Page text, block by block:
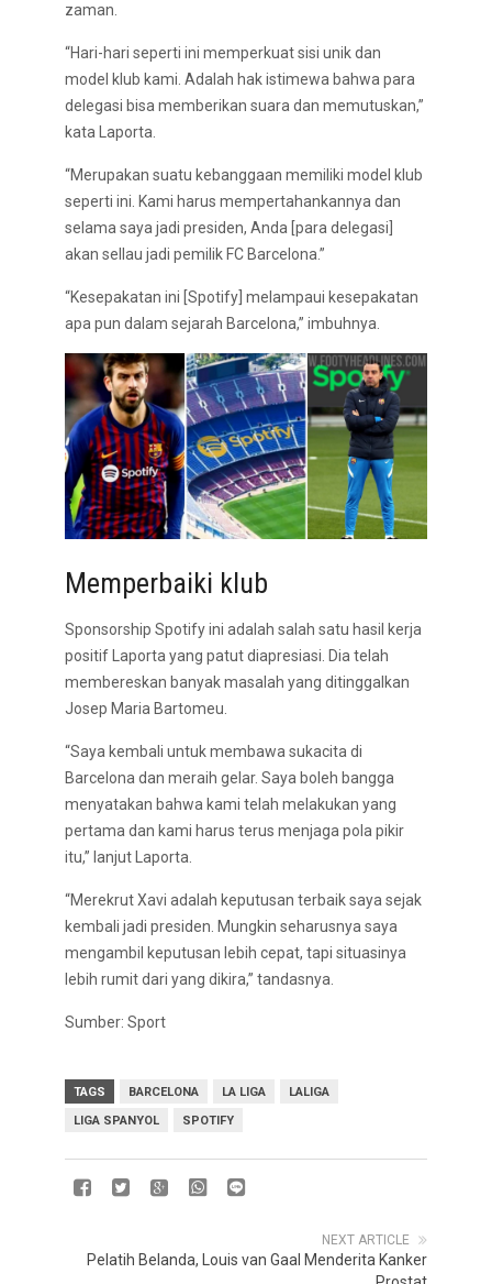
zaman.
“Hari-hari seperti ini memperkuat sisi unik dan
model klub kami. Adalah hak istimewa bahwa para
delegasi bisa memberikan suara dan memutuskan,”
kata Laporta.
“Merupakan suatu kebanggaan memiliki model klub
seperti ini. Kami harus mempertahankannya dan
selama saya jadi presiden, Anda [para delegasi]
akan sellau jadi pemilik FC Barcelona.”
“Kesepakatan ini [Spotify] melampaui kesepakatan
apa pun dalam sejarah Barcelona,” imbuhnya.
Memperbaiki klub
Sponsorship Spotify ini adalah salah satu hasil kerja
positif Laporta yang patut diapresiasi. Dia telah
membereskan banyak masalah yang ditinggalkan
Josep Maria Bartomeu.
“Saya kembali untuk membawa sukacita di
Barcelona dan meraih gelar. Saya boleh bangga
menyatakan bahwa kami telah melakukan yang
pertama dan kami harus terus menjaga pola pikir
itu,” lanjut Laporta.
“Merekrut Xavi adalah keputusan terbaik saya sejak
kembali jadi presiden. Mungkin seharusnya saya
mengambil keputusan lebih cepat, tapi situasinya
lebih rumit dari yang dikira,” tandasnya.
Sumber: Sport
TAGS BARCELONA LA LIGA
LALIGA
LIGA SPANYOL
SPOTIFY
NEXT ARTICLE
Pelatih Belanda, Louis van Gaal Menderita Kanker